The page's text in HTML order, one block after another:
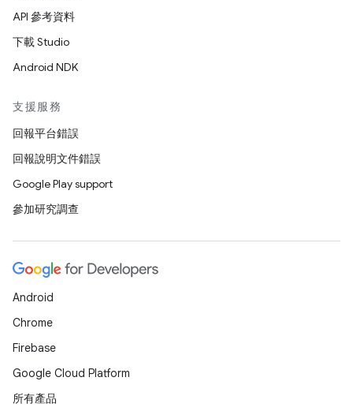
API 參考資料
下載 Studio
Android NDK
支援服務
回報平台錯誤
回報說明文件錯誤
Google Play support
參加研究調查
Android
Chrome
Firebase
Google Cloud Platform
所有產品